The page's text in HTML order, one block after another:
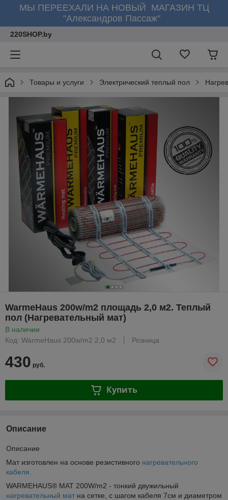
МЫ ПЕРЕЕХАЛИ НА НОВЫЙ МАГАЗИН ТЦ
"Александров Пассаж"
220SHOP.by
Товары и услуги Электрический теплый пол
WarmeHaus 200w/m2 площадь 2,0 м2. Теплый
пол (Нагревательный мат)
В наличии
Код: WarmeHaus 200w/m2 2,0 м2
Розница
430 руб.
Купить
Описание
Описание
Мат изготовлен на основе резистивного нагревательного
кабеля.
WARMEHAUS® MAT 200W/m2 - тонкий двужильный
нагревательный мат на сетке, с шагом кабеля 7см и диаметром